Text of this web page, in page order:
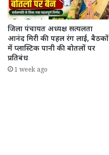
जिला पंचायत अध्यक्ष सत्यलता
आनंद मिरी की पहल रंग लाई, बैठकों
में प्लास्टिक पानी की बोतलों पर
प्रतिबंध
1 week ago